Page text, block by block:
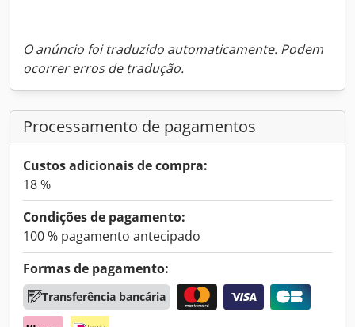
O anúncio foi traduzido automaticamente. Podem
ocorrer erros de tradução.
Processamento de pagamentos
Custos adicionais de compra:
18 %
Condições de pagamento:
100 % pagamento antecipado
Formas de pagamento:
Transferência bancária